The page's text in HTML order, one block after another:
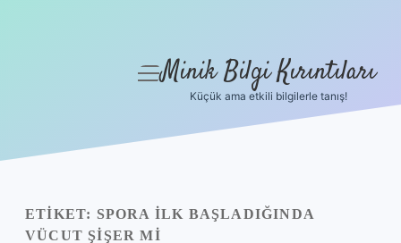
Yasal Uyarı
menüyü
Minik Bilgi Kırıntıları
Küçük ama etkili bilgilerle tanış!
ETIKET: SPORA ILK BAŞLADIĞINDA
VÜCUT ŞIŞER MI